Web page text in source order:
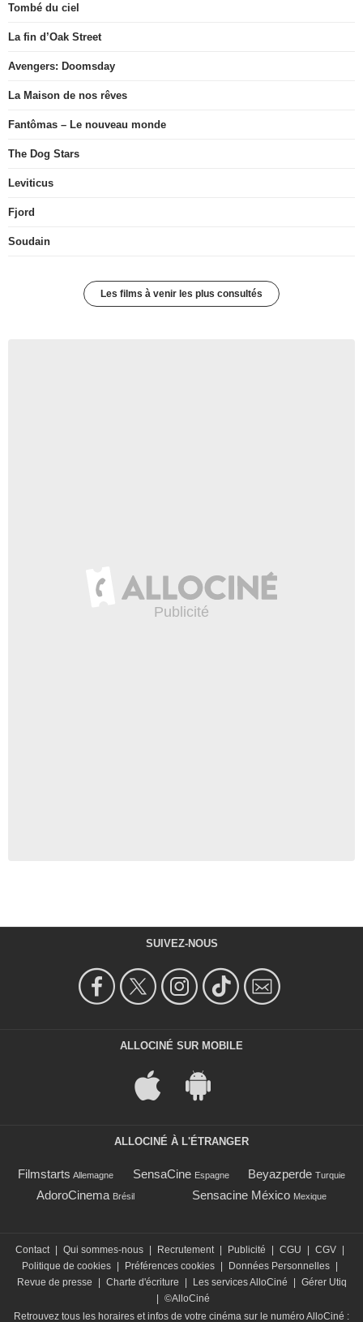
Tombé du ciel
La fin d’Oak Street
Avengers: Doomsday
La Maison de nos rêves
Fantômas – Le nouveau monde
The Dog Stars
Leviticus
Fjord
Soudain
Les films à venir les plus consultés
SUIVEZ-NOUS
ALLOCINÉ SUR MOBILE
ALLOCINÉ À L'ÉTRANGER
Filmstarts Allemagne SensaCine Espagne Beyazperde Turquie
AdoroCinema Brésil Sensacine México Mexique
Contact | Qui sommes-nous | Recrutement | Publicité | CGU | CGV |
Politique de cookies | Préférences cookies | Données Personnelles |
Revue de presse
| Charte d'écriture | Les services AlloCiné | Gérer Utiq
| ©AlloCiné
Retrouvez tous les horaires et infos de votre cinéma sur le numéro AlloCiné :